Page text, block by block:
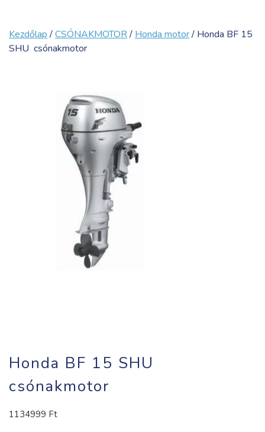
Kezdőlap/CSÓNAKMOTOR/ Honda motor/ Honda BF 15
SHU csónakmotor
Honda BF 15 SHU
csónakmotor
1134999 Ft